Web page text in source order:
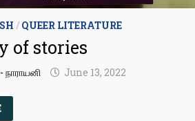
/QUEER LITERATURE
of stories
June 13, 2022